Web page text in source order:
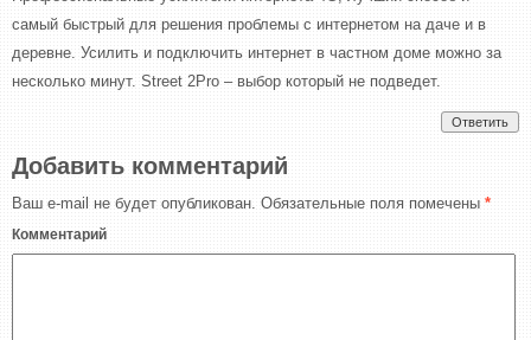
самый быстрый для решения проблемы с интернетом на даче и в
деревне. Усилить и подключить интернет в частном доме можно за
несколько минут. Street 2Pro – выбор который не подведет.
Ответить
Добавить комментарий
Ваш e-mail не будет опубликован. Обязательные поля помечены *
Комментарий